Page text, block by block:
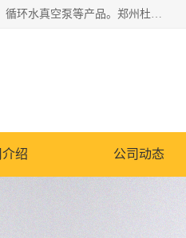
郑州杜甫仪器厂主营：低温冷却液循环泵、加热模块、水热合成反应釜、水油浴锅、旋转蒸发器、循环水真空泵等产品。郑州杜甫仪器厂在众多的教学仪器行业中依靠科技力量扬长避短、迅速发展，成为国家教委*生产教学仪器的厂家，产品具有国内良好水平，主导产品通过ISO9002质量认证。
绍 公司动态